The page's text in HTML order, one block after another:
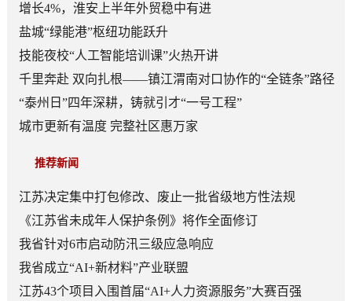
增长4%，淮安上半年外贸稳中有进
盐城“绿能港”枢纽功能跃升
技能夜校“人工智能培训课”火热开讲
千里奔赴 双向扎根——镇江渭南对口协作的“全链条”路径
“泰州日”四年深耕，铸就引才“一号工程”
城市更新有温度 完整社区惠万家
推荐新闻
江苏决定集中打包修改、废止一批省级地方性法规
《江苏省未成年人保护条例》将作全面修订
我省针对6市启动防汛三级应急响应
我省成立“AI+新材料”产业联盟
江苏43个项目入围首届“AI+人力资源服务”大赛百强